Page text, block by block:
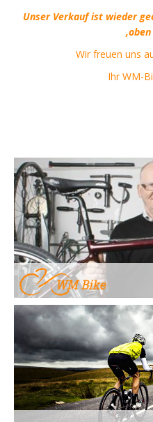
Unser Verkauf ist wieder
Wir freuen uns
Ihr WM-Bike
Nach Ihren Vorstellungen
einzigartige Räder und sind
sind. Deswegen legen wir
Kundenzufriedenheit
Kundenberatung
Sicherheit und
Komponenten